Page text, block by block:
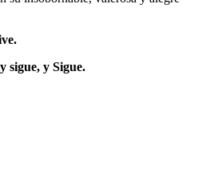
sigue, y Sigue.